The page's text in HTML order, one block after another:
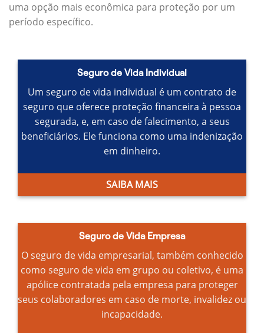
uma opção mais econômica para proteção por um
período específico.
Seguro de Vida Individual
Um seguro de vida individual é um contrato de
seguro que oferece proteção financeira à pessoa
segurada, e, em caso de falecimento, a seus
beneficiários. Ele funciona como uma indenização
em dinheiro.
SAIBA MAIS
Seguro de Vida Empresa
O seguro de vida empresarial, também conhecido
como seguro de vida em grupo ou coletivo, é uma
apólice contratada pela empresa para proteger
seus colaboradores em caso de morte, invalidez ou
incapacidade.